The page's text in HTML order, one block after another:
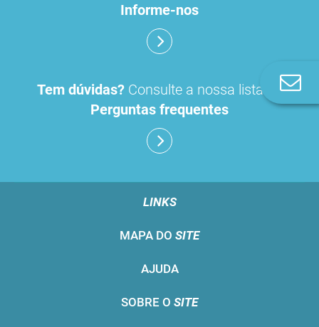
Informe-nos
Tem dúvidas? Consulte a nossa lista de
Perguntas frequentes
LINKS
MAPA DO SITE
AJUDA
SOBRE O SITE